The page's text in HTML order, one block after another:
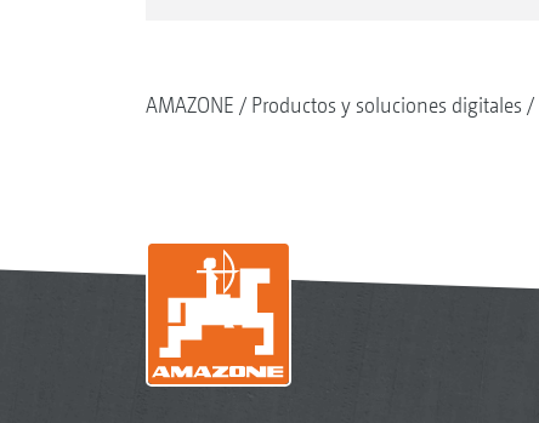
AMAZONE Productos y soluciones digitales